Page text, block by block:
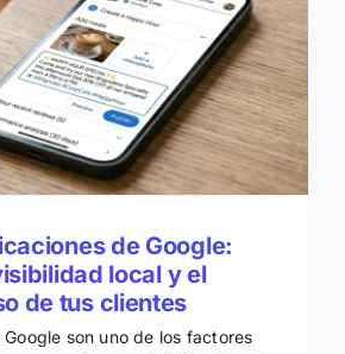
de Google:
local y el
de tus clientes
Google son uno de los factores